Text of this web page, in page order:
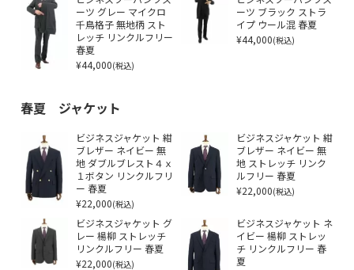
ーツ グレー マイクロ
千鳥格子 無地柄 スト
レッチ リンクルフリー
春夏
¥44,000(税込)
ーツ ブラック ストラ
イプ ウール混 春夏
¥44,000(税込)
春夏 ジャケット
ビジネスジャケット 紺
ブレザー ネイビー 無
地 ダブルブレスト４ｘ
１ボタン リンクルフリ
ー 春夏
¥22,000(税込)
ビジネスジャケット 紺
ブレザー ネイビー 無
地 ストレッチ リンク
ルフリー 春夏
¥22,000(税込)
ビジネスジャケット グ
レー 楊柳 ストレッチ
リンクルフリー 春夏
¥22,000(税込)
ビジネスジャケット ネ
イビー 楊柳 ストレッ
チ リンクルフリー 春
夏